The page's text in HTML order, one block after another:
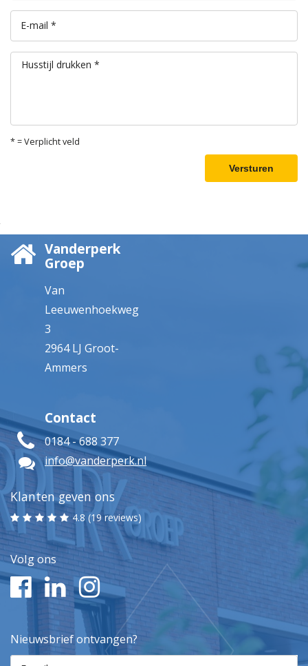
E-mail *
Husstijl drukken *
* = Verplicht veld
Versturen
Vanderperk
Groep
Van
Leeuwenhoekweg
3
2964 LJ Groot-
Ammers
Contact
0184 - 688 377
info@vanderperk.nl
Klanten geven ons
4.8 (19 reviews)
Volg ons
Nieuwsbrief ontvangen?